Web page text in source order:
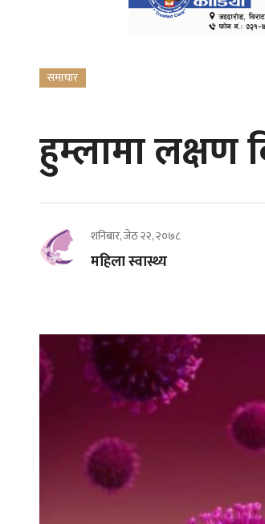
समाचार
हुम्लामा लक्षण
शनिबार, जेठ २२, २०७८
महिला स्वास्थ्य